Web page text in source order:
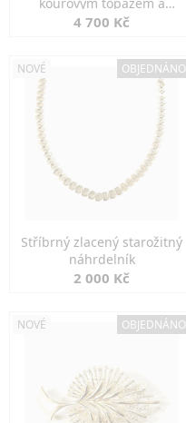
markazity
4 700 Kč
NOVÉ OBJEDNÁNO
Stříbrný zlacený starožitný
náhrdelník
2 000 Kč
NOVÉ OBJEDNÁNO